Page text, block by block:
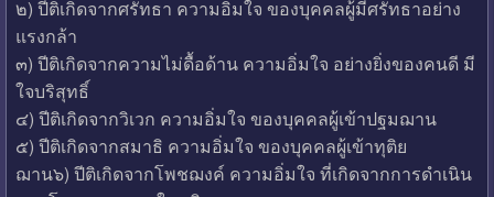
๒) ปีติเกิดจากศรัทธา ความอิ่มใจ ของบุคคลผู้มีศรัทธาอย่าง
แรงกล้า
๓) ปีติเกิดจากความไม่ดื้อด้าน ความอิ่มใจ อย่างยิ่งของคนดี มี
ใจบริสุทธิ์
๔) ปีติเกิดจากวิเวก ความอิ่มใจ ของบุคคลผู้เข้าปฐมฌาน
๕) ปีติเกิดจากสมาธิ ความอิ่มใจ ของบุคคลผู้เข้าทุติย
ฌาน๖) ปีติเกิดจากโพชฌงค์ ความอิ่มใจ ที่เกิดจากการดำเนิน